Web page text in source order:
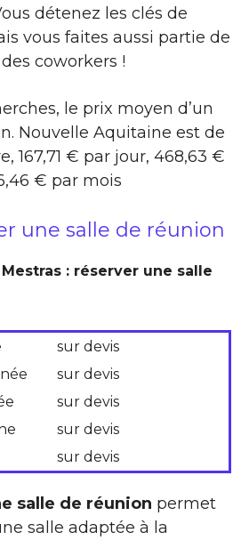
détenez les clés de
vous faites aussi partie de
coworkers !
le prix moyen d’un
Nouvelle Aquitaine est de
167,71 € par jour, 468,63 €
€ par mois
une salle de réunion
: réserver une salle
sur devis
sur devis
sur devis
sur devis
sur devis
salle de réunion permet
salle adaptée à la